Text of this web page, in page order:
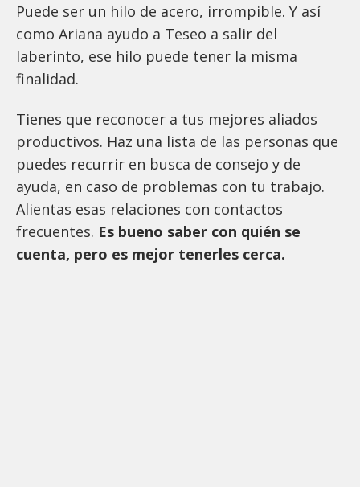
Puede ser un hilo de acero, irrompible. Y así
como Ariana ayudo a Teseo a salir del
laberinto, ese hilo puede tener la misma
finalidad.
Tienes que reconocer a tus mejores aliados
productivos. Haz una lista de las personas que
puedes recurrir en busca de consejo y de
ayuda, en caso de problemas con tu trabajo.
Alientas esas relaciones con contactos
frecuentes. Es bueno saber con quién se
cuenta, pero es mejor tenerles cerca.